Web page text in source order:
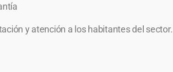
y atención a los habitantes del sector.